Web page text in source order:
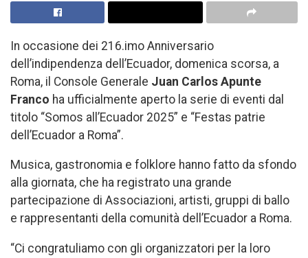
In occasione dei 216.imo Anniversario
dell’indipendenza dell’Ecuador, domenica scorsa, a
Roma, il Console Generale Juan Carlos Apunte
Franco ha ufficialmente aperto la serie di eventi dal
titolo “Somos all’Ecuador 2025” e “Festas patrie
dell’Ecuador a Roma”.
Musica, gastronomia e folklore hanno fatto da sfondo
alla giornata, che ha registrato una grande
partecipazione di Associazioni, artisti, gruppi di ballo
e rappresentanti della comunità dell’Ecuador a Roma.
“Ci congratuliamo con gli organizzatori per la loro